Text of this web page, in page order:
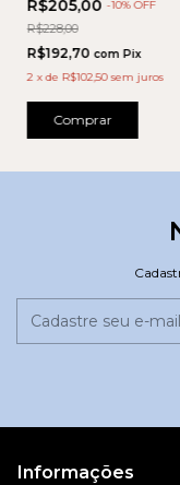
R$205,00 -10% OFF
R$228,00
R$192,70 com Pix
2 xde R$102,50 sem juros
Comprar
Informações